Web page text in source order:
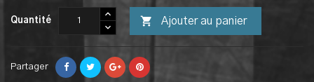
Quantité  Ajouter au panier
Partager